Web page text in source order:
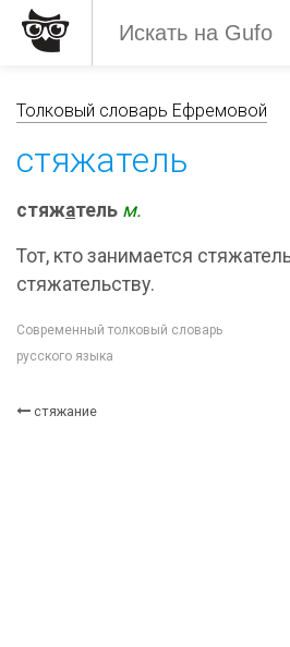
Толковый словарь Ефремовой
стяжатель
стяжатель м.
Тот, кто занимается
стяжательству.
Современный толковый словарь
русского языка
стяжание